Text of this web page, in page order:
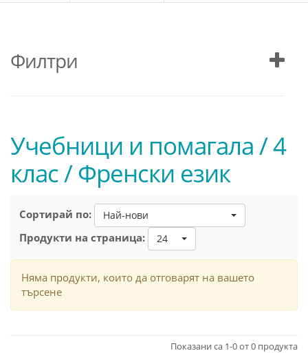
Филтри
Учебници и помагала / 4
клас / Френски език
Сортирай по: Най-нови
Продукти на страница: 24
Няма продукти, които да отговарят на вашето
търсене
Показани са 1-0 от 0 продукта